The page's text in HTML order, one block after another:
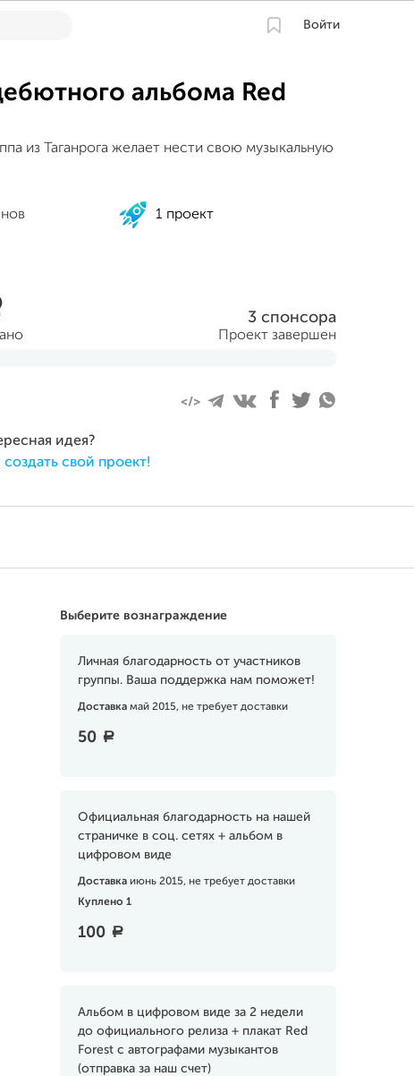
Войти
альбома Red
из Таганрога желает нести свою музыкальную
1 проект
3 спонсора
Проект завершен
идея?
создать свой проект!
Выберите вознаграждение
Личная благодарность от участников
группы. Ваша поддержка нам поможет!
Доставка май 2015, не требует доставки
50 a
Официальная благодарность на нашей
страничке в соц. сетях + альбом в
цифровом виде
Доставка июнь 2015, не требует доставки
Куплено 1
100 a
Альбом в цифровом виде за 2 недели
до официального релиза + плакат Red
Forest с автографами музыкантов
(отправка за наш счет)